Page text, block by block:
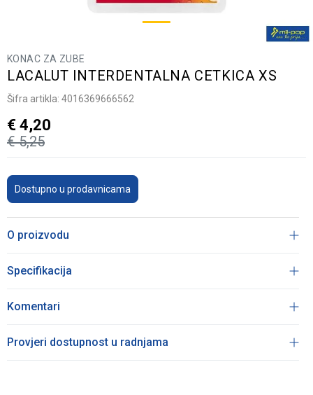
KONAC ZA ZUBE
LACALUT INTERDENTALNA CETKICA XS
Šifra artikla: 4016369666562
€ 5,25
€ 4,20
Dostupno u prodavnicama
O proizvodu
Specifikacija
Komentari
Provjeri dostupnost u radnjama